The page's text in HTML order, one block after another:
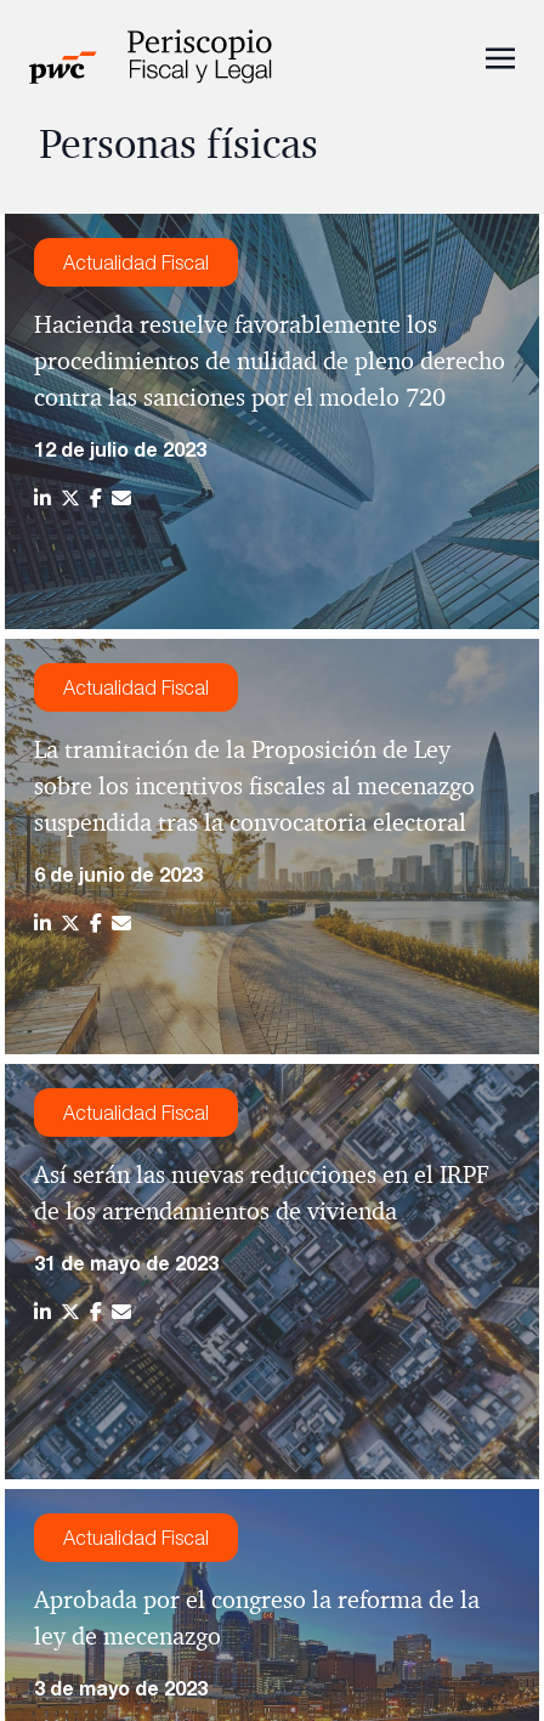
Personas físicas
Actualidad Fiscal
Hacienda resuelve favorablemente los
procedimientos de nulidad de pleno derecho
contra las sanciones por el modelo 720
12 de julio de 2023
Actualidad Fiscal
La tramitación de la Proposición de Ley
sobre los incentivos fiscales al mecenazgo
suspendida tras la convocatoria electoral
6 de junio de 2023
Actualidad Fiscal
Así serán las nuevas reducciones en el IRPF
de los arrendamientos de vivienda
31 de mayo de 2023
Actualidad Fiscal
Aprobada por el congreso la reforma de la
ley de mecenazgo
3 de mayo de 2023